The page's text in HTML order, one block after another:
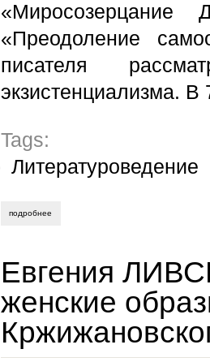
«Миросозерцание
«Преодоление
писателя
экзистенциализма. В
Tags:
Литературоведение
подробнее
Евгения
женские